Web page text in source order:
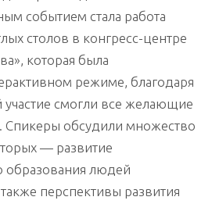
событием стала работа
столов в конгресс-центре
которая была
режиме, благодаря
участие смогли все желающие
Спикеры обсудили множество
— развитие
образования людей
перспективы развития